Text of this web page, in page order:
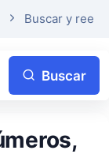
Buscar y
Buscar